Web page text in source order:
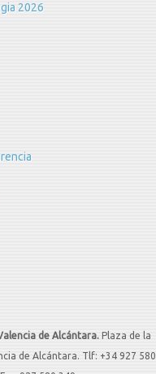
2026
de Alcántara. Plaza de la
de Alcántara. Tlf: +34 927 580